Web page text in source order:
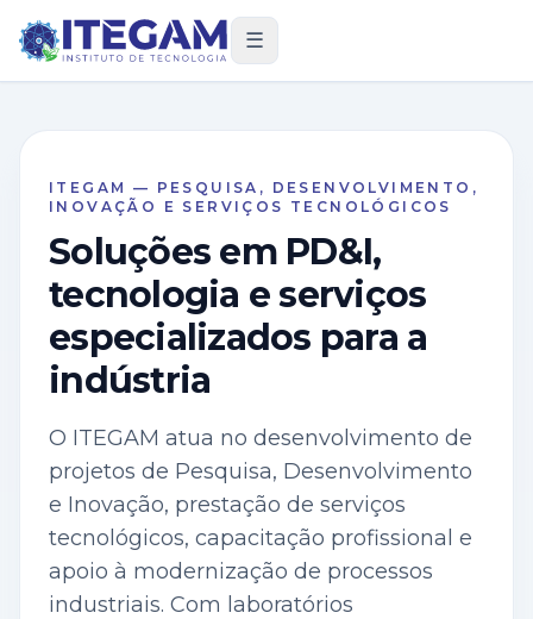
☰
ITEGAM — PESQUISA, DESENVOLVIMENTO,
INOVAÇÃO E SERVIÇOS TECNOLÓGICOS
Soluções em PD&I,
tecnologia e serviços
especializados para a
indústria
O ITEGAM atua no desenvolvimento de
projetos de Pesquisa, Desenvolvimento
e Inovação, prestação de serviços
tecnológicos, capacitação profissional e
apoio à modernização de processos
industriais. Com laboratórios